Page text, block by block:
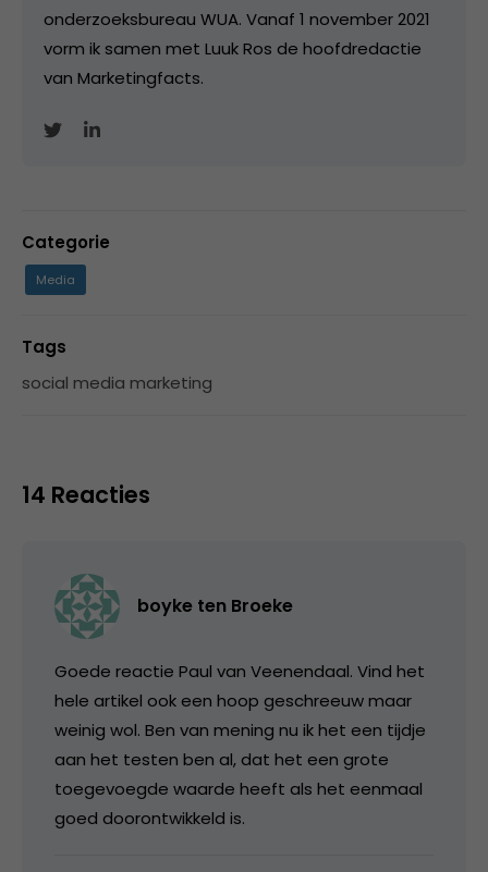
onderzoeksbureau WUA. Vanaf 1 november 2021
vorm ik samen met Luuk Ros de hoofdredactie
van Marketingfacts.
Categorie
Media
Tags
social media marketing
14 Reacties
boyke ten Broeke
Goede reactie Paul van Veenendaal. Vind het
hele artikel ook een hoop geschreeuw maar
weinig wol. Ben van mening nu ik het een tijdje
aan het testen ben al, dat het een grote
toegevoegde waarde heeft als het eenmaal
goed doorontwikkeld is.